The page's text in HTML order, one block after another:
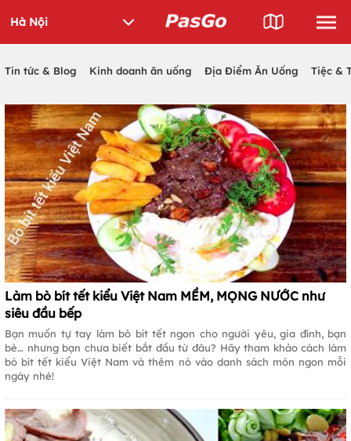
Tin tức & Blog Kinh doanh ăn uống Địa Điểm Ăn Uống Tiệc &
Làm bò bít tết kiểu Việt Nam MỀM, MỌNG NƯỚC như
siêu đầu bếp
Bạn muốn tự tay làm bò bít tết ngon cho người yêu, gia đình, bạn
bè… nhưng bạn chưa biết bắt đầu từ đâu? Hãy tham khảo cách làm
bò bít tết kiểu Việt Nam và thêm nó vào danh sách món ngon mỗi
ngày nhé!